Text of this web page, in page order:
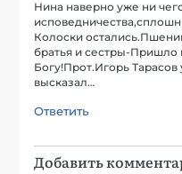
Нина наверно уже ни
Колоски
братья и сестры-Пришло
Богу!Прот.Игорь Тарасов
высказал…
Ответить
Добавить